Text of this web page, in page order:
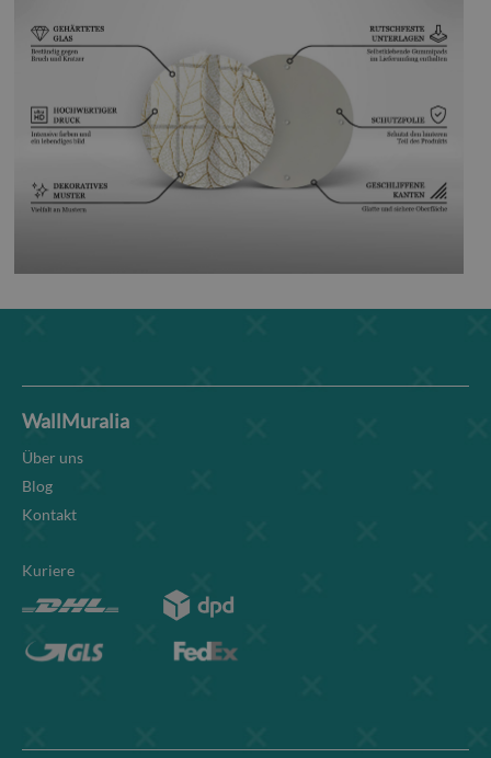
WallMuralia
Über uns
Blog
Kontakt
Kuriere